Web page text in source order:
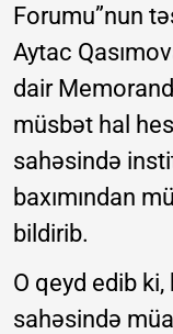
Forumu”nun
Aytac
dair
müsbət hal
sahəsində
baxımından
bildirib.
O qeyd edib
sahəsində